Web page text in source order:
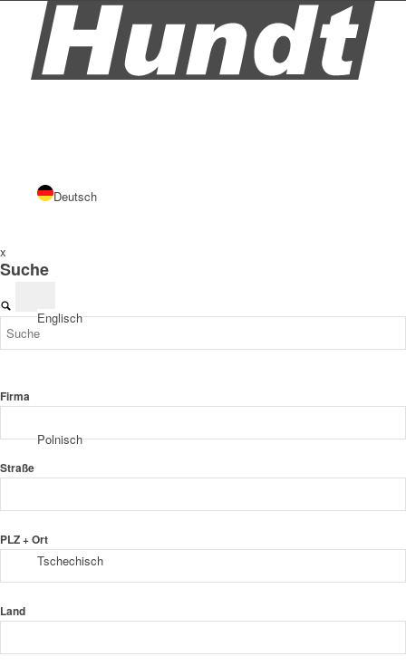
Deutsch
Englisch
Polnisch
Tschechisch
x
Suche
Firma
Straße
PLZ + Ort
Land